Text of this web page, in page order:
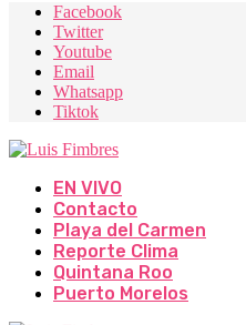
Facebook
Twitter
Youtube
Email
Whatsapp
Tiktok
EN VIVO
Contacto
Playa del Carmen
Reporte Clima
Quintana Roo
Puerto Morelos